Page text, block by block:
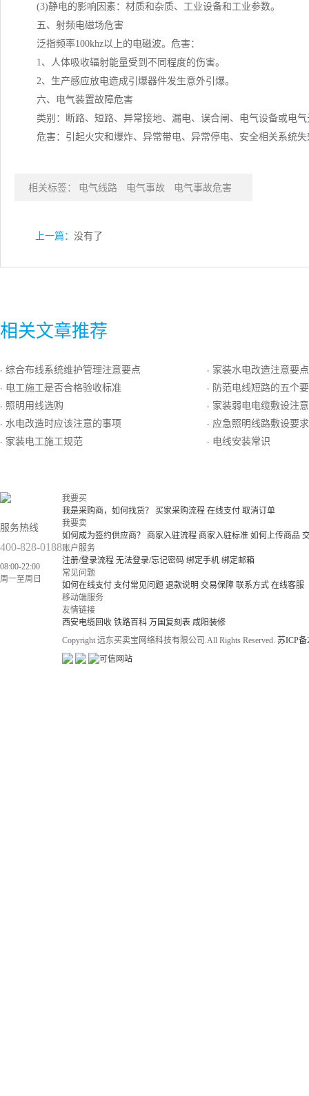
(3)静电的影响因素：材质和杂质、工业设备和工业参数。
五、射频电磁场危害
泛指频率100khz以上的电磁波。危害：
1、人体吸收辐射能量受到不同程度的伤害。
2、生产感应放电造成引爆器件发生意外引爆。
六、电气装置故障危害
类别：断路、短路、异常接地、漏电、误合闸、电气设备或电
危害：引起火灾和爆炸、异常带电、异常停电、安全相关系统失
相关标签： 电气线路 电气事故 电气事故危害
上一篇： 没有了
相关文章推荐
· 综合布线系统维护管理注意要点
· 电工施工是否合格验收标准
· 照明用线选购
· 水电改造时应该注意的事项
· 家装电工施工规范
· 家装水电改造注意要点
· 防范电线短路的五个
· 家装弱电电缆敷设注
· 应急照明线路敷设要求
· 电线安装常识
服务热线
400-828-0188
08:00-22:00
周一至周日
我要买
我是采购商，如何找货？
买家采购流程 在线支付 取消订单
我要卖
如何成为签约供应商？
商家入驻流程 商家入驻标准 如何上传商品
账户服务
注册/登录流程 无法登录/忘记密码 绑定手机 绑定邮箱
常见问题
如何在线支付 支付常见问题 退款说明 交易保障 联系方式 在线客服
移动端服务
友情链接
西安电缆回收 铁路百科 万国复刻表 咸阳装修
Copyright 远东买卖宝网络科技有限公司.All Rights Reserved. 苏ICP备